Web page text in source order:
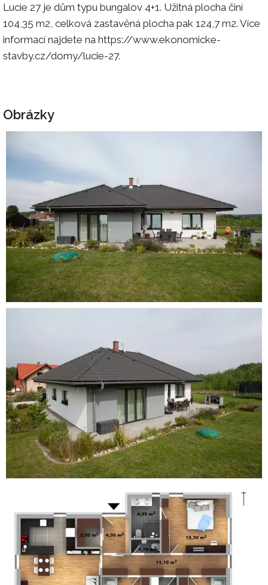
Lucie 27 je dům typu bungalov 4+1. Užitná plocha činí
104,35 m2, celková zastavěná plocha pak 124,7 m2. Více
informací najdete na https://www.ekonomicke-
stavby.cz/domy/lucie-27.
Obrázky